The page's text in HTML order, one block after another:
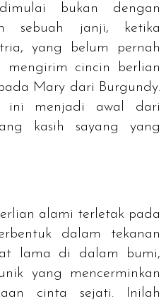
bukan dengan
sebuah janji, ketika
yang belum pernah
mengirim cincin berlian
Mary dari Burgundy.
ini menjadi awal dari
kasih sayang yang
alami terletak pada
dalam tekanan
lama di dalam bumi,
yang mencerminkan
cinta sejati. Inilah